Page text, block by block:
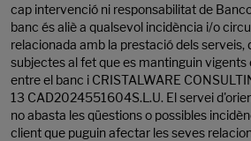
cap intervenció ni responsabilitat de
banc és aliè a qualsevol incidència i/o
relacionada amb la prestació dels serveis,
subjectes al fet que es mantinguin vigents
entre el banc i CRISTALWARE
13 CAD2024551604S.L.U. El servei
no abasta les qüestions o possibles
client que puguin afectar les seves